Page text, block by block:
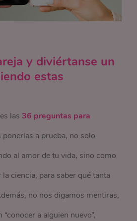
y diviértanse un
estas
las 36 preguntas para
ponerlas a prueba, no solo
al amor de tu vida, sino como
ciencia, para saber qué tanta
no nos digamos mentiras,
a alguien nuevo”,